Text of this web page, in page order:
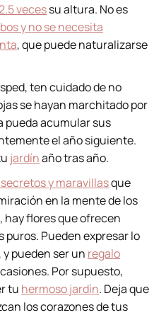
vecessu altura. No es
y no se necesita
, que puede naturalizarse
ten cuidado de no
se hayan marchitado por
pueda acumular sus
el año siguiente.
jardínaño tras año.
y maravillasque
en la mente de los
hay flores que ofrecen
puros. Pueden expresar lo
pueden ser un regalo
Por supuesto,
tu hermoso jardín. Deja que
los corazones de tus